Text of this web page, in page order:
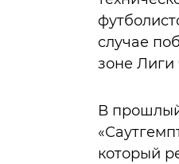
случае
зоне Лиги
В
который